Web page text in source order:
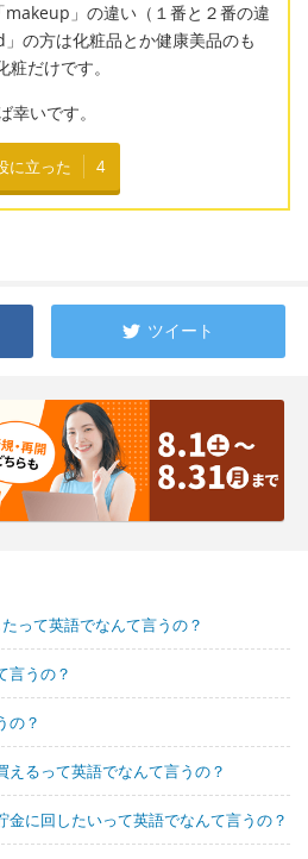
」の違い（１番と２番の違
の方は化粧品とか健康美品のも
だけです。
幸いです。
に立った 4
ツイート
って英語でなんて言うの？
言うの？
の？
るって英語でなんて言うの？
に回したいって英語でなんて言うの？